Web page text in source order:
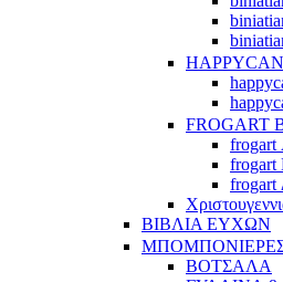
FROGART
frogart
ΒΙΒΛΙΑ ΕΥΧΩΝ
ΒΟΤΣΑΛΑ